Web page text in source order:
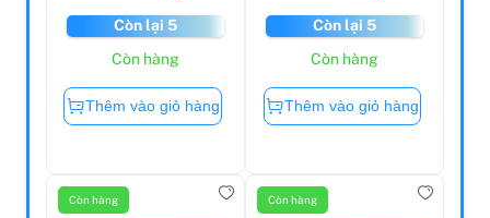
Còn lại 5
Còn hàng
Thêm vào giỏ hàng
Còn lại 5
Còn hàng
Thêm vào giỏ hàng
Còn hàng Còn hàng